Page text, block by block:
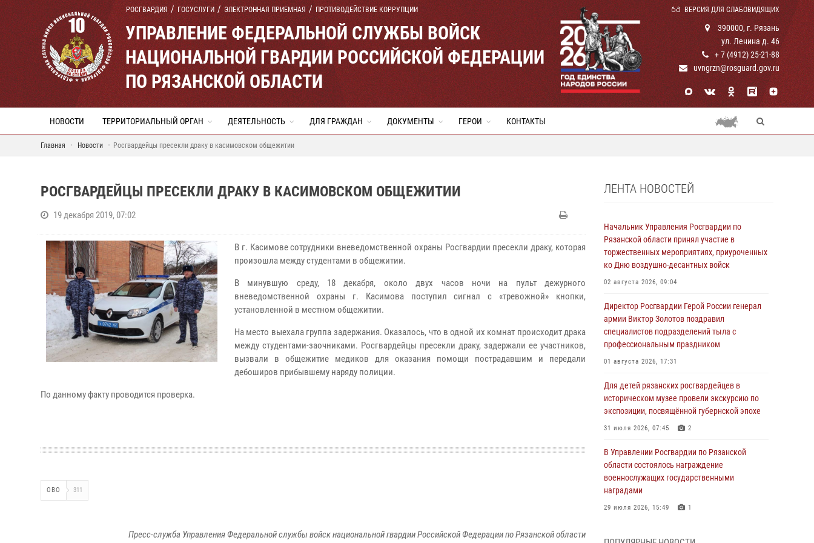
РОСГВАРДИЯ ГОСУСЛУГИ ЭЛЕКТРОННАЯ ПРИЕМНАЯ ПРОТИВОДЕЙСТВИЕ КОРРУПЦИИ ВЕРСИЯ ДЛЯ СЛАБОВИДЯЩИХ
УПРАВЛЕНИЕ ФЕДЕРАЛЬНОЙ СЛУЖБЫ ВОЙСК
НАЦИОНАЛЬНОЙ ГВАРДИИ РОССИЙСКОЙ ФЕДЕРАЦИИ
ПО РЯЗАНСКОЙ ОБЛАСТИ
390000, г. Рязань
ул. Ленина д. 46
+ 7 (4912) 25-21-88
uvngrzn@rosguard.gov.ru
НОВОСТИ ТЕРРИТОРИАЛЬНЫЙ ОРГАН ДЕЯТЕЛЬНОСТЬ ДЛЯ ГРАЖДАН ДОКУМЕНТЫ ГЕРОИ КОНТАКТЫ
Главная Новости Росгвардейцы пресекли драку в касимовском общежитии
РОСГВАРДЕЙЦЫ ПРЕСЕКЛИ ДРАКУ В КАСИМОВСКОМ ОБЩЕЖИТИИ
19 декабря 2019, 07:02
В г. Касимове сотрудники вневедомственной охраны Росгвардии пресекли драку, которая
произошла между студентами в общежитии.
В минувшую среду, 18 декабря, около двух часов ночи на пульт дежурного
вневедомственной охраны г. Касимова поступил сигнал с «тревожной» кнопки,
установленной в местном общежитии.
На место выехала группа задержания. Оказалось, что в одной их комнат происходит драка
между студентами-заочниками. Росгвардейцы пресекли драку, задержали ее участников,
вызвали в общежитие медиков для оказания помощи пострадавшим и передали
дебоширов прибывшему наряду полиции.
По данному факту проводится проверка.
ОВО 311
Пресс-служба Управления Федеральной службы войск национальной гвардии Российской Федерации по Рязанской области
ЛЕНТА НОВОСТЕЙ
Начальник Управления Росгвардии по
Рязанской области принял участие в
торжественных мероприятиях, приуроченных
ко Дню воздушно-десантных войск
02 августа 2026, 09:04
Директор Росгвардии Герой России генерал
армии Виктор Золотов поздравил
специалистов подразделений тыла с
профессиональным праздником
01 августа 2026, 17:31
Для детей рязанских росгвардейцев в
историческом музее провели экскурсию по
экспозиции, посвящённой губернской эпохе
31 июля 2026, 07:45 2
В Управлении Росгвардии по Рязанской
области состоялось награждение
военнослужащих государственными
наградами
29 июля 2026, 15:49 1